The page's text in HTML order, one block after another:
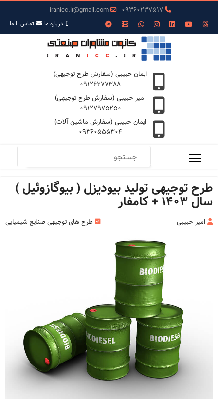
09360237517
iranicc.ir@gmail.com
درباره ما تمـاس با ما
ایمان حبیبی (سفارش طرح توجیهی)
09126277388
امیر حبیبی (سفارش طرح توجیهی)
09127975250
ایمان حبیبی (سفارش ماشین آلات)
09360555304
طرح توجیهی تولید بیودیزل ( بیوگازوئیل )
سال 1403 + کامفار
امیر حبیبی طرح های توجیهی صنایع شیمیایی